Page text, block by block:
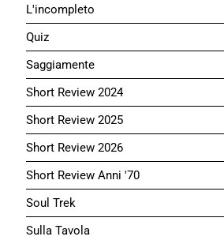
L'incompleto
Quiz
Saggiamente
Short Review 2024
Short Review 2025
Short Review 2026
Short Review Anni '70
Soul Trek
Sulla Tavola